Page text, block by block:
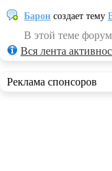
Барон создает тему
В этой теме
Вся лента
Реклама спонсоров